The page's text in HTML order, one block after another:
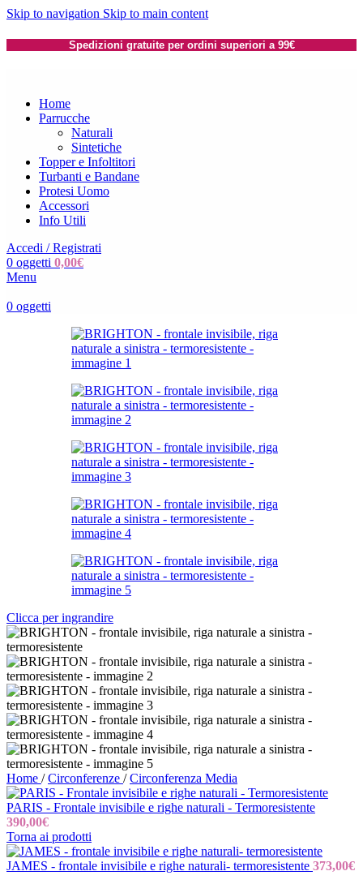
Skip to navigation Skip to main content
Spedizioni gratuite per ordini superiori a 99€
Home
Parrucche
Naturali
Sintetiche
Topper e Infoltitori
Turbanti e Bandane
Protesi Uomo
Accessori
Info Utili
Accedi / Registrati
0 oggetti 0,00€
Menu
0 oggetti
Clicca per ingrandire
Home / Circonferenze / Circonferenza Media
PARIS - Frontale invisibile e righe naturali - Termoresistente
390,00€
Torna ai prodotti
JAMES - frontale invisibile e righe naturali- termoresistente 373,00€